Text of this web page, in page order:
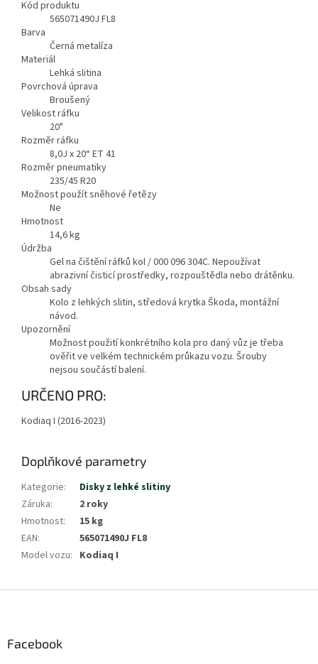
Kód produktu
565071490J FL8
Barva
Černá metalíza
Materiál
Lehká slitina
Povrchová úprava
Broušený
Velikost ráfku
20"
Rozměr ráfku
8,0J x 20“ ET 41
Rozměr pneumatiky
235/45 R20
Možnost použít sněhové řetězy
Ne
Hmotnost
14,6kg
Údržba
Gel na čištění ráfků kol / 000 096 304C. Nepoužívat
abrazivní čisticí prostředky, rozpouštědla nebo drátěnku.
Obsah sady
Kolo z lehkých slitin, středová krytka Škoda, montážní
návod.
Upozornění
Možnost použití konkrétního kola pro daný vůz je třeba
ověřit ve velkém technickém průkazu vozu. Šrouby
nejsou součástí balení.
méně
URČENO PRO:
Kodiaq I (2016-2023)
Doplňkové parametry
Kategorie:
Disky z lehké slitiny
Záruka:
2 roky
Hmotnost:
15 kg
EAN:
565071490J FL8
Model vozu: Kodiaq I
Facebook